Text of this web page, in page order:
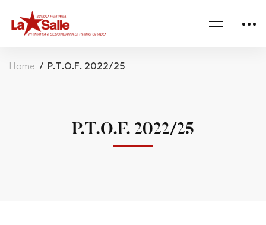
Home P.T.O.F. 2022/25
P.T.O.F. 2022/25